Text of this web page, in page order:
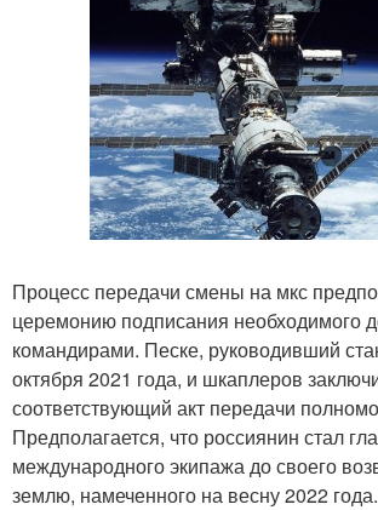
Процесс передачи смены на мкс
церемонию подписания необходимого
командирами. Песке, руководивший
октября 2021 года, и шкаплеров
соответствующий акт передачи
Предполагается, что россиянин стал
международного экипажа до своего
землю, намеченного на весну 2022 года.